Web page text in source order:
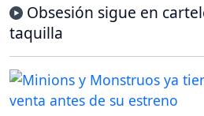
Obsesión sigue en
taquilla